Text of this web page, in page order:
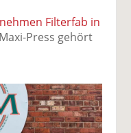
Filterfab in
Maxi-Press gehört